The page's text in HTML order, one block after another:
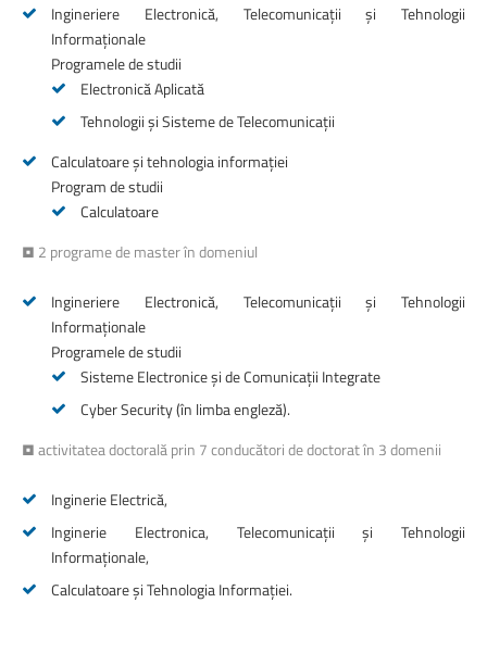
Ingineriere Electronică, Telecomunicații și Tehnologii
Informaționale
Programele de studii
Electronică Aplicată
Tehnologii și Sisteme de Telecomunicații
Calculatoare și tehnologia informației
Program de studii
Calculatoare
• 2 programe de master în domeniul
Ingineriere Electronică, Telecomunicații și Tehnologii
Informaționale
Programele de studii
Sisteme Electronice și de Comunicații Integrate
Cyber Security (în limba engleză).
• activitatea doctorală prin 7 conducători de doctorat în 3 domenii
Inginerie Electrică,
Inginerie Electronica, Telecomunicații și Tehnologii
Informaționale,
Calculatoare și Tehnologia Informației.